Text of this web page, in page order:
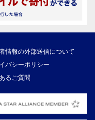
情報の外部送信について
バシーポリシー
るご質問